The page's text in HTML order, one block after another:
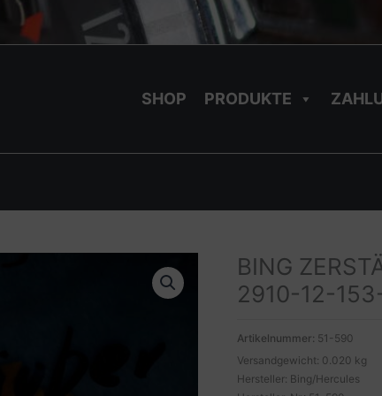
SHOP PRODUKTE
BING
2910-12-
Artikelnummer: 51-590
Versandgewicht: 0.020 kg
Hersteller: Bing/Hercules